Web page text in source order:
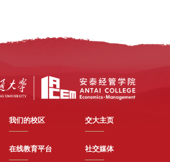
我们的校区 交大主页
在线教育平台 社交媒体